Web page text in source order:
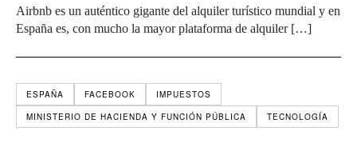
Airbnb es un auténtico gigante del alquiler turístico mundial y en
España es, con mucho la mayor plataforma de alquiler […]
ESPAÑA FACEBOOK
IMPUESTOS
MINISTERIO DE HACIENDA Y FUNCIÓN PÚBLICA
TECNOLOGÍA